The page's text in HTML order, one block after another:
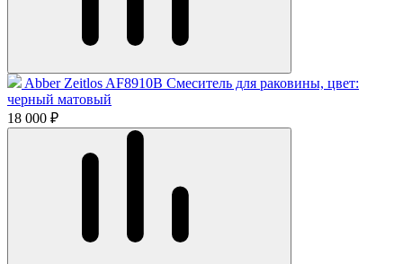
Abber Zeitlos AF8910B Смеситель для раковины, цвет:
черный матовый
18 000 ₽